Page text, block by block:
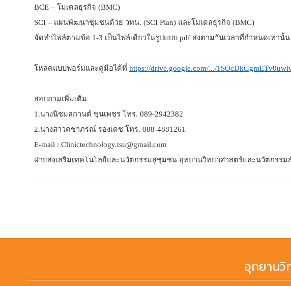
BCE – โมเดลธุรกิจ (BMC)
SCI – แผนพัฒนาชุมชนด้วย วทน. (SCI Plan) และโมเดลธุรกิจ (BMC)
จัดทำไฟล์ตามข้อ 1-3 เป็นไฟล์เดียวในรูปแบบ pdf ส่งตามวันเวลาที่กำหนดเท่านั้น
โหลดแบบฟอร์มและคู่มือได้ที่ https://drive.google.com/.../
สอบถามเพิ่มเติม
1.นางนิชมลกานต์ ขุนเพชร โทร. 089-2942382
2.นางสาวคชาภรณ์ รองเดช โทร. 088-4881261
E-mail : Clinictechnology.tsu@gmail.com
ฝ่ายส่งเสริมเทคโนโลยีและนวัตกรรมสู่ชุมชน อุทยานวิทยาศาสตร์และนวัตกร
อุทยานวิ